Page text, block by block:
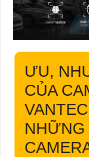
ƯU,
CỦA
NHỮNG